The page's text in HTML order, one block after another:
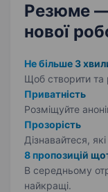
Резюме
нової
Не більше 3
Щоб створити та
Приватність
Розміщуйте
Прозорість
Дізнавайтеся,
8 пропозицій
В середньому
найкращі.